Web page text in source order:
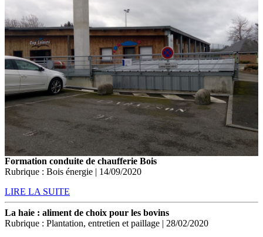
Formation conduite de chaufferie Bois
Rubrique : Bois énergie | 14/09/2020
LIRE LA SUITE
La haie : aliment de choix pour les bovins
Rubrique : Plantation, entretien et paillage | 28/02/2020